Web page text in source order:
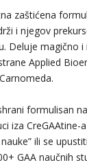
zaštićena
i njegov
Deluje magično
Applied
Carnomeda.
formulisan
iza CreGAAtine-
ili se
GAA naučnih